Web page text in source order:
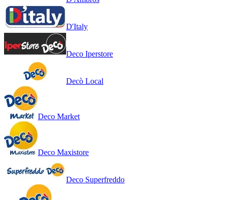
D'Italy
Deco Iperstore
Decò Local
Deco Market
Deco Maxistore
Deco Superfreddo